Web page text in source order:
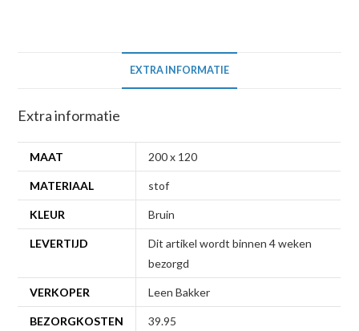
EXTRA INFORMATIE
Extra informatie
MAAT 200 x 120
MATERIAAL stof
KLEUR Bruin
LEVERTIJD
Dit artikel wordt binnen 4 weken
bezorgd
VERKOPER Leen Bakker
BEZORGKOSTEN 39.95